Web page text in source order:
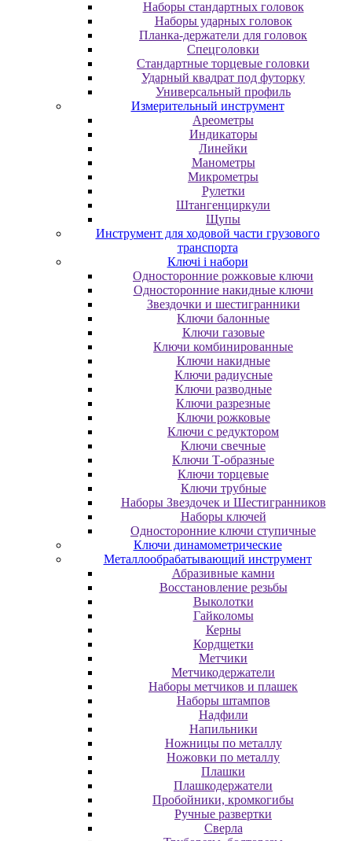
Наборы стандартных головок
Наборы ударных головок
Планка-держатели для головок
Спецголовки
Стандартные торцевые головки
Ударный квадрат под футорку
Универсальный профиль
Измерительный инструмент
Ареометры
Индикаторы
Линейки
Манометры
Микрометры
Рулетки
Штангенциркули
Щупы
Инструмент для ходовой части грузового
транспорта
Ключі і набори
Oднocтopoнниe poжкoвыe ключи
Oднocтopoнниe нaкидныe ключи
Звездочки и шестигранники
Ключи балонные
Ключи газовые
Ключи комбинированные
Ключи накидные
Ключи радиусные
Ключи разводные
Ключи разрезные
Ключи рожковые
Ключи с редуктором
Ключи свечные
Ключи Т-образные
Ключи торцевые
Ключи трубные
Наборы Звездочек и Шестигранников
Наборы ключей
Односторонние ключи ступичные
Ключи динамометрические
Металлообрабатывающий инструмент
Абразивные камни
Восстановление резьбы
Выколотки
Гайколомы
Керны
Кордщетки
Метчики
Метчикодержатели
Наборы метчиков и плашек
Наборы штампов
Надфили
Напильники
Ножницы по металлу
Ножовки по металлу
Плашки
Плашкодержатели
Пробойники, кромкогибы
Ручные развертки
Сверла